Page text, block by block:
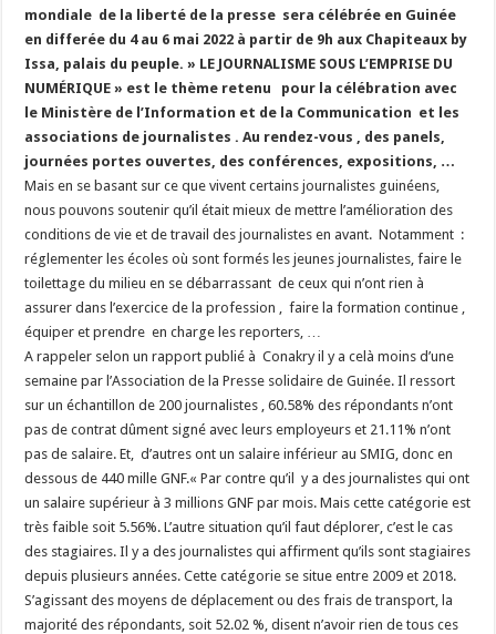
mondiale de la liberté de la presse sera célébrée en Guinée
en differée du 4 au 6 mai 2022 à partir de 9h aux Chapiteaux by
Issa, palais du peuple. » LE JOURNALISME SOUS L’EMPRISE DU
NUMÉRIQUE » est le thème retenu pour la célébration avec
le Ministère de l’Information et de la Communication et les
associations de journalistes . Au rendez-vous , des panels,
journées portes ouvertes, des conférences, expositions, …
Mais en se basant sur ce que vivent certains journalistes guinéens,
nous pouvons soutenir qu’il était mieux de mettre l’amélioration des
conditions de vie et de travail des journalistes en avant. Notamment :
réglementer les écoles où sont formés les jeunes journalistes, faire le
toilettage du milieu en se débarrassant de ceux qui n’ont rien à
assurer dans l’exercice de la profession , faire la formation continue ,
équiper et prendre en charge les reporters, …
A rappeler selon un rapport publié à Conakry il y a celà moins d’une
semaine par l’Association de la Presse solidaire de Guinée. Il ressort
sur un échantillon de 200 journalistes , 60.58% des répondants n’ont
pas de contrat dûment signé avec leurs employeurs et 21.11% n’ont
pas de salaire. Et, d’autres ont un salaire inférieur au SMIG, donc en
dessous de 440 mille GNF.« Par contre qu’il y a des journalistes qui ont
un salaire supérieur à 3 millions GNF par mois. Mais cette catégorie est
très faible soit 5.56%. L’autre situation qu’il faut déplorer, c’est le cas
des stagiaires. Il y a des journalistes qui affirment qu’ils sont stagiaires
depuis plusieurs années. Cette catégorie se situe entre 2009 et 2018.
S’agissant des moyens de déplacement ou des frais de transport, la
majorité des répondants, soit 52.02 %, disent n’avoir rien de tous ces